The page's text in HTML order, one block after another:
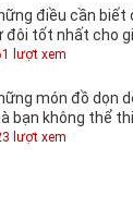
điều cần biết
đôi tốt nhất cho
lượt xem
món đồ dọn
bạn không thể
lượt xem